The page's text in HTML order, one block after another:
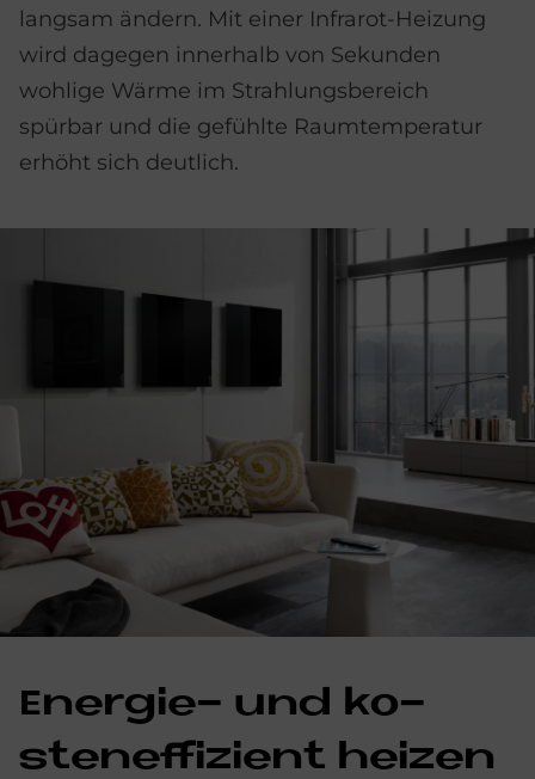
langsam ändern. Mit einer Infrarot-Heizung
wird dagegen innerhalb von Sekunden
wohlige Wärme im Strahlungsbereich
spürbar und die gefühlte Raumtemperatur
erhöht sich deutlich.
En­er­gie- und ko­
sten­ef­fi­zi­ent hei­zen